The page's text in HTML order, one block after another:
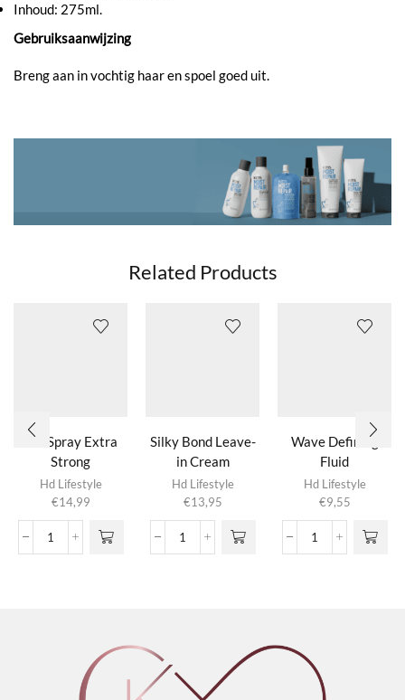
Inhoud: 275ml.
Gebruiksaanwijzing
Breng aan in vochtig haar en spoel goed uit.
Related Products
Gel Spray Extra
Strong
Hd Lifestyle
€14,99
Gel
Silky Bond Leave-
in Cream
Hd Lifestyle
€13,95
Silky
Wave Defining
Fluid
Hd Lifestyle
€9,55
Wave